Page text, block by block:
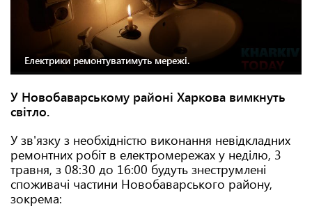
Електрики ремонтуватимуть мережі.
У Новобаварському районі Харкова вимкнуть
світло.
У зв'язку з необхідністю виконання невідкладних
ремонтних робіт в електромережах у неділю, 3
травня, з 08:30 до 16:00 будуть знеструмлені
споживачі частини Новобаварського району,
зокрема: